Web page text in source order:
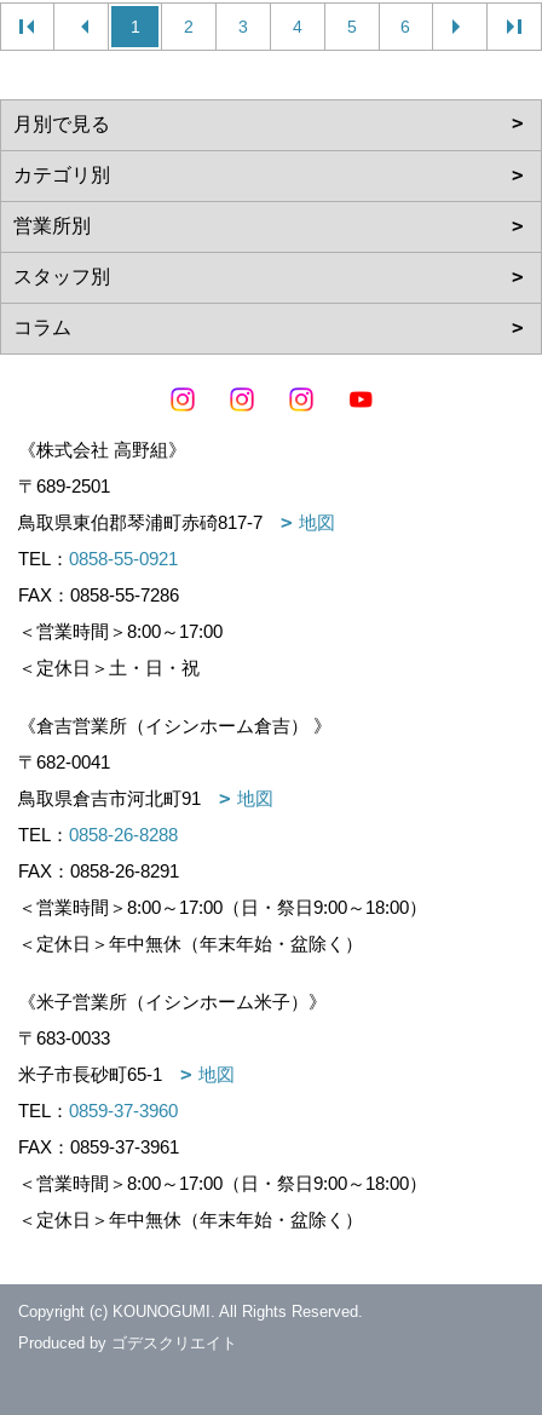
1 2 3 4 5 6
《株式会社 高野組》
〒689-2501
鳥取県東伯郡琴浦町赤碕817-7
地図
TEL： 0858-55-0921
FAX：0858-55-7286
＜営業時間＞8:00～17:00
＜定休日＞土・日・祝
《倉吉営業所（イシンホーム倉吉） 》
〒682-0041
鳥取県倉吉市河北町91
地図
TEL： 0858-26-8288
FAX：0858-26-8291
＜営業時間＞8:00～17:00（日・祭日9:00～18:00）
＜定休日＞年中無休（年末年始・盆除く）
《米子営業所（イシンホーム米子）》
〒683-0033
米子市長砂町65-1
地図
TEL： 0859-37-3960
FAX：0859-37-3961
＜営業時間＞8:00～17:00（日・祭日9:00～18:00）
＜定休日＞年中無休（年末年始・盆除く）
Copyright (c) KOUNOGUMI. All Rights Reserved.
Produced by ゴデスクリエイト